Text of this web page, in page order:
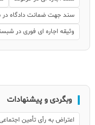
سند جهت ضمانت دادگاه در
وثیقه اجاره ای فوری در
وبگردی و پیشنهادات
اعتراض به رأی تأمین